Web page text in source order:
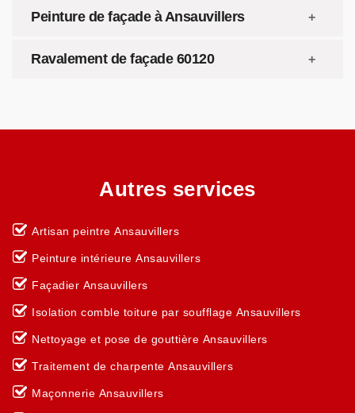
Peinture de façade à Ansauvillers
Ravalement de façade 60120
Autres services
Artisan peintre Ansauvillers
Peinture intérieure Ansauvillers
Façadier Ansauvillers
Isolation comble toiture par soufflage Ansauvillers
Nettoyage et pose de gouttière Ansauvillers
Traitement de charpente Ansauvillers
Maçonnerie Ansauvillers